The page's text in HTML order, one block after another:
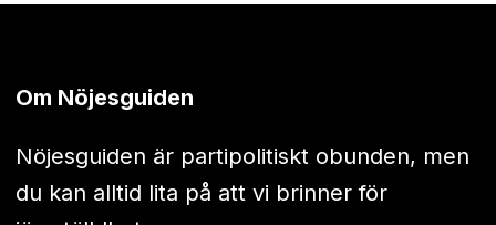
Om Nöjesguiden
Nöjesguiden är partipolitiskt obunden, men
du kan alltid lita på att vi brinner för